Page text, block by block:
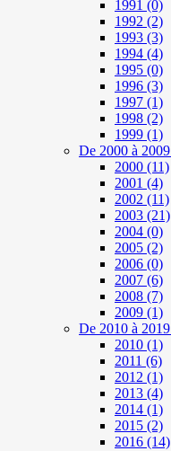
1991 (0)
1992 (2)
1993 (3)
1994 (4)
1995 (0)
1996 (3)
1997 (1)
1998 (2)
1999 (1)
De 2000 à 2009
2000 (11)
2001 (4)
2002 (11)
2003 (21)
2004 (0)
2005 (2)
2006 (0)
2007 (6)
2008 (7)
2009 (1)
De 2010 à 2019
2010 (1)
2011 (6)
2012 (1)
2013 (4)
2014 (1)
2015 (2)
2016 (14)